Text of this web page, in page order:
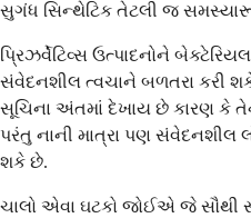
સુગંધ સિન્થેટિક તેટલી જ
પ્રિઝર્વેટિવ્સ ઉત્પાદનોને
સંવેદનશીલ ત્વચાને બળતરા કરી
સૂચિના અંતમાં દેખાય છે કારણ કે
પરંતુ નાની માત્રા પણ સંવેદનશીલ
શકે છે.
ચાલો એવા ઘટકો જોઈએ જે સૌથી